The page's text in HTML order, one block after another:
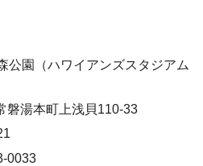
公園（ハワイアンズスタジアム
磐湯本町上浅貝110-33
0033